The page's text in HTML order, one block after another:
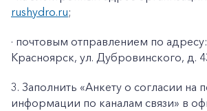
rushydro.ru;
· почтовым отправлением по
Красноярск, ул. Дубровинского, д.
3. Заполнить «Анкету о согласии на
информации по каналам связи» в